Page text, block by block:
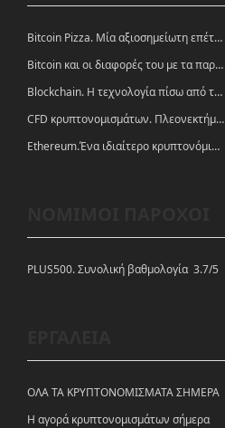
Bitcoin Pizza. Μία αξιοσημείωτη επέτειος.
Bitcoin και οι διαφορές του με τα παραδοσιακά νομίσματα
Blockchain. Η τεχνολογία πίσω από τα κρυπτονομίσματα
CFD κρυπτονομισμάτων. Πλεονεκτήματα και ευκαιρίες
Ethereum.Ένα ιδιαίτερο κρυπτονόμισμα-πλατφόρμα
PLUS500. Συνολική βαθμολογία 3.7/5
ΟΛΑ ΤΑ ΚΡΥΠΤΟΝΟΜΙΣΜΑΤΑ ΣΗΜΕΡΑ
Η αγορά κρυπτονομισμάτων σήμερα